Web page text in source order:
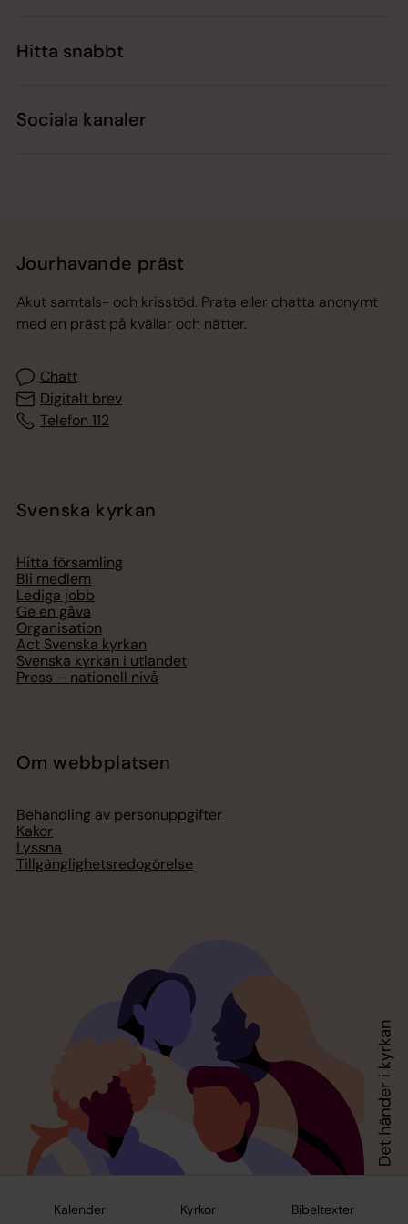
Kalender Kyrkor Bibeltexter
Hitta snabbt
Sociala kanaler
Jourhavande präst
Akut samtals- och krisstöd. Prata eller chatta anonymt
med en präst på kvällar och nätter.
Chatt
Digitalt brev
Telefon 112
Svenska kyrkan
Hitta församling
Bli medlem
Lediga jobb
Ge en gåva
Organisation
Act Svenska kyrkan
Svenska kyrkan i utlandet
Press – nationell nivå
Om webbplatsen
Behandling av personuppgifter
Kakor
Lyssna
Tillgänglighetsredogörelse